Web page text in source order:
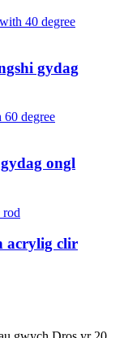
gydag
ongl
acrylig clir